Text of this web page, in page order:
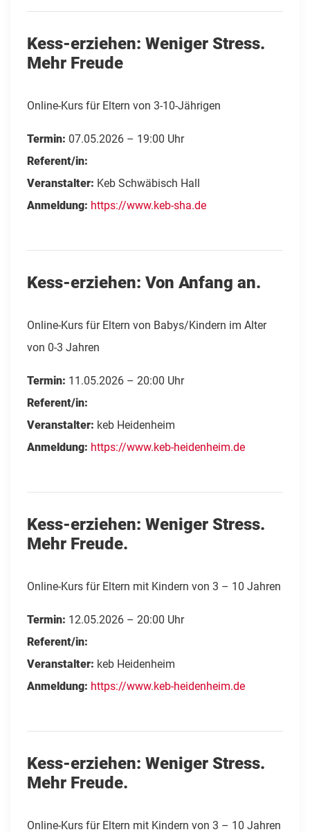
Kess-erziehen: Weniger Stress.
Mehr Freude
Online-Kurs für Eltern von 3-10-Jährigen
Termin: 07.05.2026 – 19:00 Uhr
Referent/in:
Veranstalter: Keb Schwäbisch Hall
Anmeldung: https://www.keb-sha.de
Kess-erziehen: Von Anfang an.
Online-Kurs für Eltern von Babys/Kindern im Alter
von 0-3 Jahren
Termin: 11.05.2026 – 20:00 Uhr
Referent/in:
Veranstalter: keb Heidenheim
Anmeldung: https://www.keb-heidenheim.de
Kess-erziehen: Weniger Stress.
Mehr Freude.
Online-Kurs für Eltern mit Kindern von 3 – 10 Jahren
Termin: 12.05.2026 – 20:00 Uhr
Referent/in:
Veranstalter: keb Heidenheim
Anmeldung: https://www.keb-heidenheim.de
Kess-erziehen: Weniger Stress.
Mehr Freude.
Online-Kurs für Eltern mit Kindern von 3 – 10 Jahren